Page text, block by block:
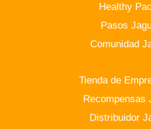
Healthy
Pasos
Comunidad
Tienda de
Recompensas
Distribuidor